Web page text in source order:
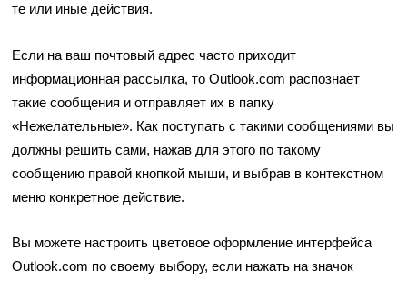
те или иные действия.
Если на ваш почтовый адрес часто приходит
информационная рассылка, то Outlook.com распознает
такие сообщения и отправляет их в папку
«Нежелательные». Как поступать с такими сообщениями вы
должны решить сами, нажав для этого по такому
сообщению правой кнопкой мыши, и выбрав в контекстном
меню конкретное действие.
Вы можете настроить цветовое оформление интерфейса
Outlook.com по своему выбору, если нажать на значок